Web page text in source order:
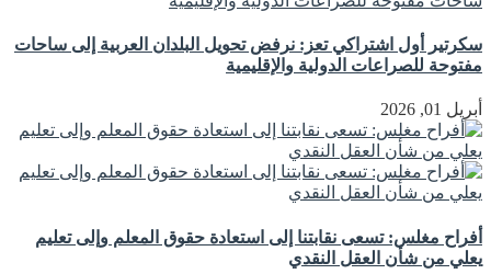
سكرتير أول اشتراكي تعز: نرفض تحويل البلدان العربية إلى ساحات
مفتوحة للصراعات الدولية والإقليمية
أبريل 01, 2026
أفراح مغلس: تسعى نقابتنا إلى استعادة حقوق المعلم وإلى تعليم
يعلي من شأن العقل النقدي